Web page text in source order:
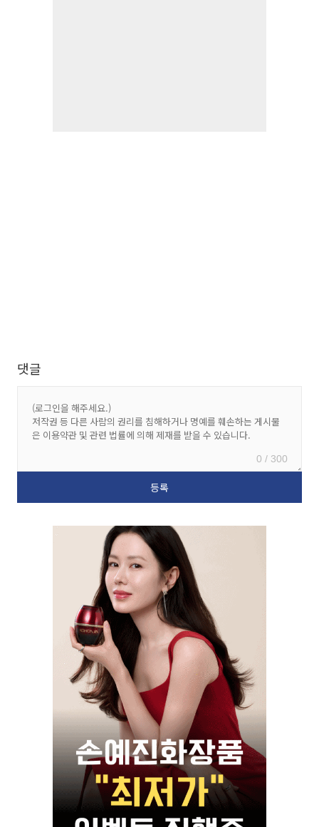
댓글
0 / 300